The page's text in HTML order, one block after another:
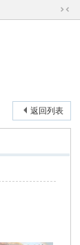
切
返回列表